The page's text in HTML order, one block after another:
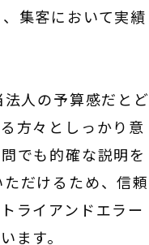
集客において実績
人の予算感だとど
方々としっかり意
でも的確な説明を
だけるため、信頼
ライアンドエラー
ます。